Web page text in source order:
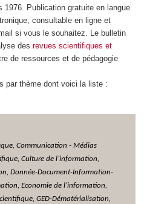
1976. Publication gratuite en langue
consultable en ligne et
si vous le souhaitez. Le bulletin
des revues scientifiques et
de ressources et de pédagogie
par thème dont voici la liste :
Communication - Médias
Culture de l’information,
Donnée-Document-Information-
Economie de l’information,
GED-Dématérialisation,